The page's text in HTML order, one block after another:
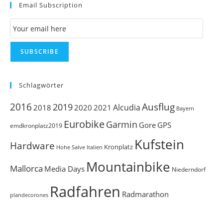
Email Subscription
Email Subscription
SUBSCRIBE
Schlagwörter
2016 2018 20192020 2021 AlcudiaAusflug Bayern
emdkronplatz2019 EurobikeGarmin Gore GPS
Hardware Hohe Salve Italien Kronplatz Kufstein
Mallorca Media Days Mountainbike Niederndorf
plandecorones Radfahren Radmarathon